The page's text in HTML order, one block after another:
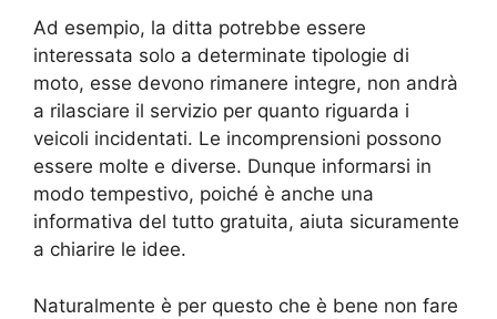
Ad esempio, la ditta potrebbe essere
interessata solo a determinate tipologie di
moto, esse devono rimanere integre, non andrà
a rilasciare il servizio per quanto riguarda i
veicoli incidentati. Le incomprensioni possono
essere molte e diverse. Dunque informarsi in
modo tempestivo, poiché è anche una
informativa del tutto gratuita, aiuta sicuramente
a chiarire le idee.
Naturalmente è per questo che è bene non fare